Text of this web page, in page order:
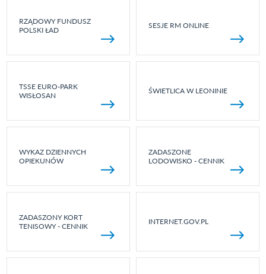
RZĄDOWY FUNDUSZ
POLSKI ŁAD
SESJE RM ONLINE
TSSE EURO-PARK
WISŁOSAN
ŚWIETLICA W LEONINIE
WYKAZ DZIENNYCH
OPIEKUNÓW
ZADASZONE
LODOWISKO - CENNIK
ZADASZONY KORT
TENISOWY - CENNIK
INTERNET.GOV.PL